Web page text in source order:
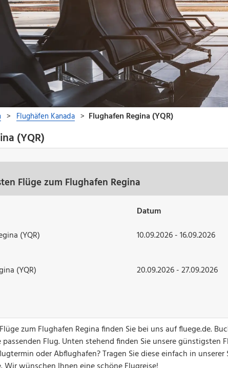
(YQR)
Flüge zum Flughafen Regina
Datum
(YQR)
10.09.2026 - 16.09.2026
(YQR) 20.09.2026 - 27.09.2026
zum Flughafen Regina finden Sie bei uns auf fluege.de.
Flug. Unten stehend finden Sie unsere günstigsten
oder Abflughafen? Tragen Sie diese einfach in